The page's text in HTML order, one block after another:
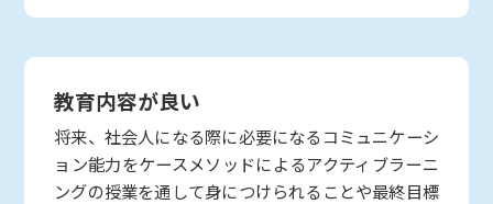
教育内容が良い
将来、社会人になる際に必要になるコミュニケーシ
ョン能力をケースメソッドによるアクティブラーニ
ングの授業を通して身につけられることや最終目標